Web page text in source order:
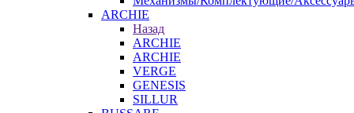
ARCHIE
Назад
ARCHIE
ARCHIE
VERGE
GENESIS
SILLUR